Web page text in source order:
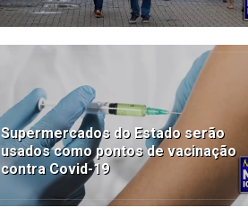
Supermercados do Estado serão
usados como pontos de vacinação
contra Covid-19